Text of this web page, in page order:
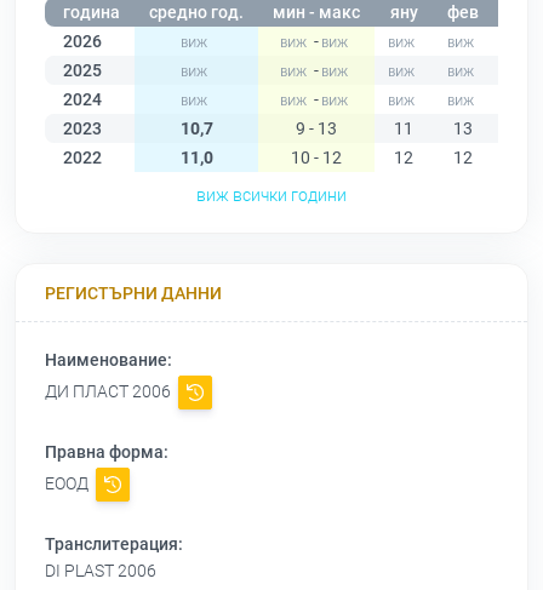
година средно год. мин - макс яну фев
2026
-
2025
-
2024
-
2023
10,7 9 - 13 11 13
2022
11,0 10 - 12 12 12
виж всички години
РЕГИСТЪРНИ ДАННИ
Наименование:
ДИ ПЛАСТ 2006
Правна форма:
ЕООД
Транслитерация:
DI PLAST 2006